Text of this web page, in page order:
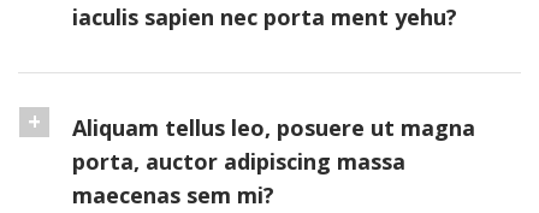
iaculis sapien nec porta ment yehu?
Aliquam tellus leo, posuere ut magna
porta, auctor adipiscing massa
maecenas sem mi?